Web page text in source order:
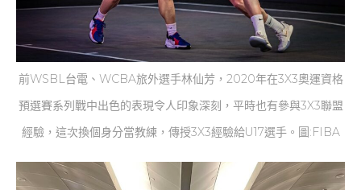
前WSBL台電、WCBA旅外選手林仙芳，2020年在3X3奧運資格
預選賽系列戰中出色的表現令人印象深刻，平時也有參與3X3聯盟
經驗，這次換個身分當教練，傳授3X3經驗給U17選手。圖:FIBA